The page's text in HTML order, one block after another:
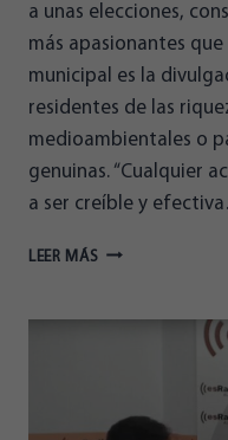
a unas elecciones,
más apasionantes
municipal es la
residentes de las
medioambientales o
genuinas. “Cualquier
a ser creíble y
LEER MÁS ALMERIENSES
LA